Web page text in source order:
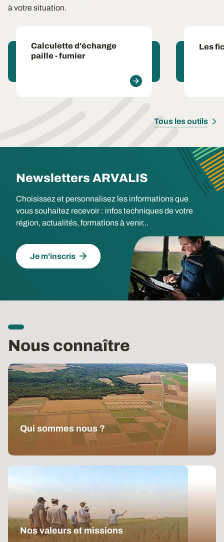
à votre situation.
Calculette d'échange
paille - fumier
Les
Tous les outils
Newsletters ARVALIS
Choisissez et personnalisez les informations que
vous souhaitez recevoir : infos techniques de votre
région, actualités, formations à venir...
Je m'inscris
Nous connaître
Qui sommes nous ?
ARVALIS est un organisme de recherche appliquée
qui a pour vocation d'être un référent technique pour
les agriculteurs, les filières et les pouvoirs publics.
Nos valeurs et missions